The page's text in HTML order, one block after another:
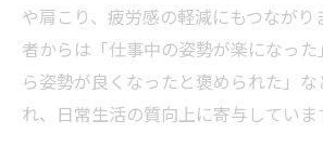
や肩こり、疲労感の軽減にもつながり
者からは「仕事中の姿勢が楽になっ
ら姿勢が良くなったと褒められた」
れ、日常生活の質向上に寄与していま